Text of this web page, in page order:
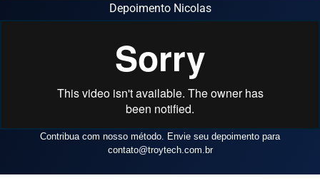
Depoimento Nicolas
Contribua com nosso método. Envie seu depoimento para
contato@troytech.com.br